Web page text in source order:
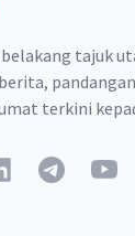
belakang tajuk
terkini
Telegram